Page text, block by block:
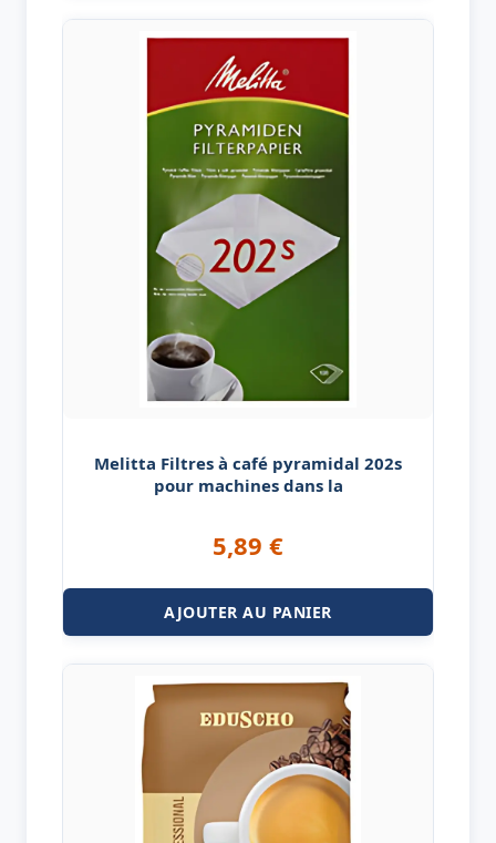
Melitta Filtres à café pyramidal 202s
pour machines dans la
5,89 €
AJOUTER AU PANIER